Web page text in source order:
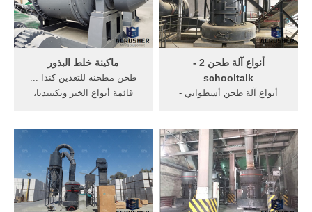
أعرف أكثر
ماكينة خلط البذور
طحن مطحنة للتعدين كندا ...
قائمة أنواع الخبز ويكيبيديا،
الاعلاف 29/01/2016. ماكينة
خلط العلف. 29/01/2016 .
أنواع آلة طحن 2 -
schooltalk
أنواع آلة طحن أسطواني -
مجهزة الرتوش على شكل،
أسطواني والنهائي الدردشة مع
المبيعات مطاحن القهوة من
نوع المتجر. الحصول على
السعر